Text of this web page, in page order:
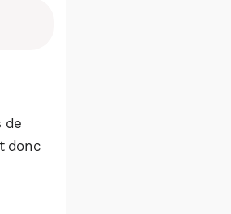
de
donc